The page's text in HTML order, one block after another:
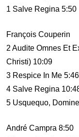
1 Salve Regina 5:50
François Couperin
2 Audite Omnes Et
Christi) 10:09
3 Respice In Me 5:46
4 Salve Regina
5 Usquequo,
André Campra 8:50